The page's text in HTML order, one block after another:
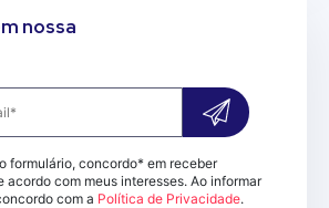
nossa
formulário, concordo* em receber
acordo com meus interesses. Ao informar
com a Política de Privacidade.